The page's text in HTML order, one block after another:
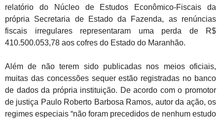
relatório do Núcleo de Estudos Econômico-Fiscais da
própria Secretaria de Estado da Fazenda, as renúncias
fiscais irregulares representaram uma perda de R$
410.500.053,78 aos cofres do Estado do Maranhão.
Além de não terem sido publicadas nos meios oficiais,
muitas das concessões sequer estão registradas no banco
de dados da própria instituição. De acordo com o promotor
de justiça Paulo Roberto Barbosa Ramos, autor da ação, os
regimes especiais “não foram precedidos de nenhum estudo